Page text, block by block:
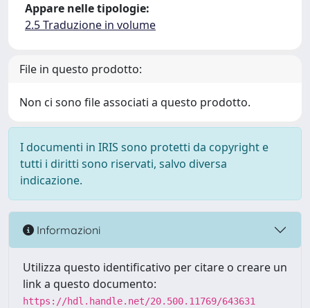
Appare nelle tipologie:
2.5 Traduzione in volume
File in questo prodotto:
Non ci sono file associati a questo prodotto.
I documenti in IRIS sono protetti da copyright e
tutti i diritti sono riservati, salvo diversa
indicazione.
Informazioni
Utilizza questo identificativo per citare o creare un
link a questo documento:
https://hdl.handle.net/20.500.11769/643631